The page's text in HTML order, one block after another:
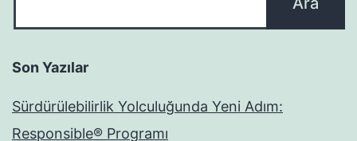
Son Yazılar
Sürdürülebilirlik Yolculuğunda Yeni Adım:
Responsible® Programı